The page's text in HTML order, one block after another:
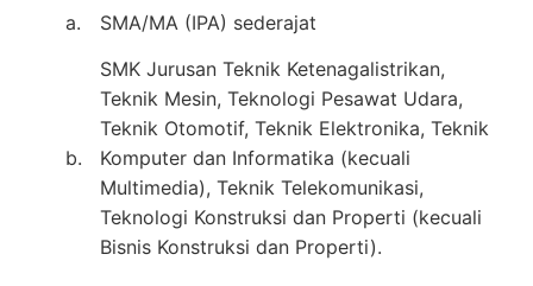
a. SMA/MA (IPA) sederajat
b.
SMK Jurusan Teknik Ketenagalistrikan,
Teknik Mesin, Teknologi Pesawat Udara,
Teknik Otomotif, Teknik Elektronika, Teknik
Komputer dan Informatika (kecuali
Multimedia), Teknik Telekomunikasi,
Teknologi Konstruksi dan Properti (kecuali
Bisnis Konstruksi dan Properti).